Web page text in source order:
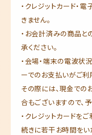
・クレジットカード・
きません。
・お会計済みの商品と
承ください。
・会場・端末の電波状
ーでのお支払いがご利
その際には、現金での
合もございますので、
・クレジットカードを
続きに若干お時間をい